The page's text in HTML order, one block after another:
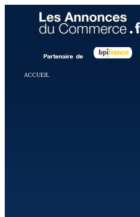
ACCUEIL
Panneau de gestion des cookies